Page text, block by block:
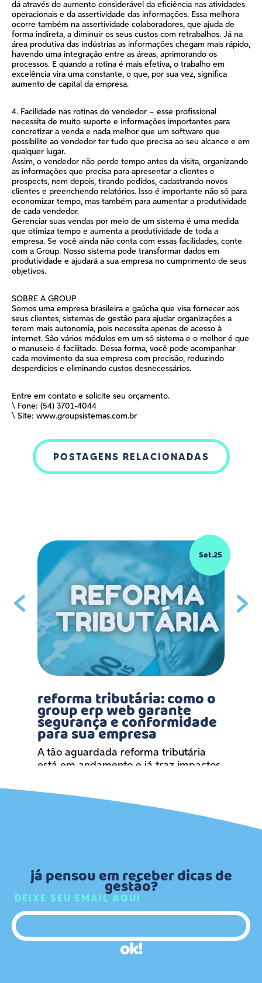
dá através do aumento considerável da eficiência nas atividades
operacionais e da assertividade das informações. Essa melhora
ocorre também na assertividade colaboradores, que ajuda de
forma indireta, a diminuir os seus custos com retrabalhos. Já na
área produtiva das indústrias as informações chegam mais rápido,
havendo uma integração entre as áreas, aprimorando os
processos. E quando a rotina é mais efetiva, o trabalho em
excelência vira uma constante, o que, por sua vez, significa
aumento de capital da empresa.
4. Facilidade nas rotinas do vendedor – esse profissional
necessita de muito suporte e informações importantes para
concretizar a venda e nada melhor que um software que
possibilite ao vendedor ter tudo que precisa ao seu alcance e em
qualquer lugar.
Assim, o vendedor não perde tempo antes da visita, organizando
as informações que precisa para apresentar a clientes e
prospects, nem depois, tirando pedidos, cadastrando novos
clientes e preenchendo relatórios. Isso é importante não só para
economizar tempo, mas também para aumentar a produtividade
de cada vendedor.
Gerenciar suas vendas por meio de um sistema é uma medida
que otimiza tempo e aumenta a produtividade de toda a
empresa. Se você ainda não conta com essas facilidades, conte
com a Group. Nosso sistema pode transformar dados em
produtividade e ajudará a sua empresa no cumprimento de seus
objetivos.
SOBRE A GROUP
Somos uma empresa brasileira e gaúcha que visa fornecer aos
seus clientes, sistemas de gestão para ajudar organizações a
terem mais autonomia, pois necessita apenas de acesso à
internet. São vários módulos em um só sistema e o melhor é que
o manuseio é facilitado. Dessa forma, você pode acompanhar
cada movimento da sua empresa com precisão, reduzindo
desperdícios e eliminando custos desnecessários.
Entre em contato e solicite seu orçamento.
\ Fone: (54) 3701-4044
\ Site: www.groupsistemas.com.br
POSTAGENS RELACIONADAS
Set.25
reforma tributária: como o
group erp web garante
segurança e conformidade
para sua empresa
A tão aguardada reforma tributária
está em andamento e já traz impactos
já pensou em receber dicas de
gestão?
DEIXE SEU EMAIL AQUI
ok!